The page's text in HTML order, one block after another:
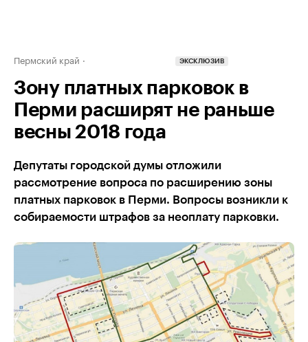
Пермский край ЭКСКЛЮЗИВ
Зону платных парковок в
Перми расширят не раньше
весны 2018 года
Депутаты городской думы отложили
рассмотрение вопроса по расширению зоны
платных парковок в Перми. Вопросы возникли к
собираемости штрафов за неоплату парковки.